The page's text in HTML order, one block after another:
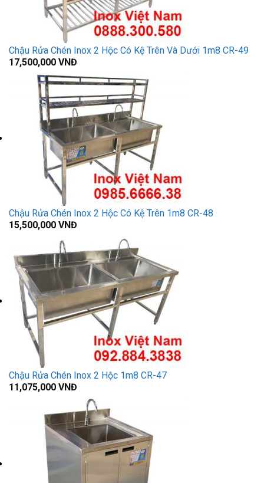
Chậu Rửa Chén Inox 2 Hộc Có Kệ Trên Và Dưới 1m8 CR-49
17,500,000 VNĐ
Chậu Rửa Chén Inox 2 Hộc Có Kệ Trên 1m8 CR-48
15,500,000 VNĐ
Chậu Rửa Chén Inox 2 Hộc 1m8 CR-47
11,075,000 VNĐ